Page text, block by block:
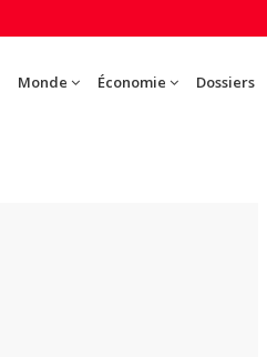
Monde Économie Dossiers